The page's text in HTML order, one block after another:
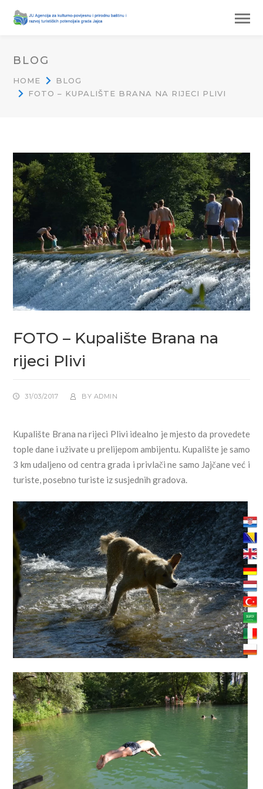
BLOG
HOME
BLOG
FOTO – KUPALIŠTE BRANA NA RIJECI PLIVI
FOTO – Kupalište Brana na
rijeci Plivi
31/03/2017 BY ADMIN
Kupalište Brana na rijeci Plivi idealno je mjesto da provedete
tople dane i uživate u prelijepom ambijentu. Kupalište je samo
3 km udaljeno od centra grada i privlači ne samo Jajčane već i
turiste, posebno turiste iz susjednih gradova.